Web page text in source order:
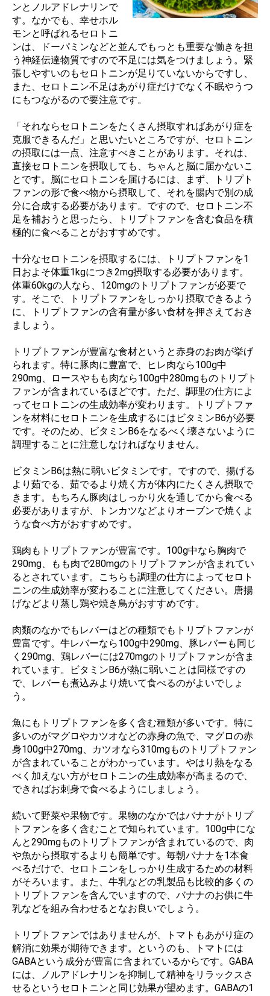
ンとノルアドレナリンで
す。なかでも、幸せホル
モンと呼ばれるセロトニ
ンは、ドーパミンなどと並んでもっとも重要な働きを担
う神経伝達物質ですので不足には気をつけましょう。緊
張しやすいのもセロトニンが足りていないからですし、
また、セロトニン不足はあがり症だけでなく不眠やうつ
にもつながるので要注意です。
「それならセロトニンをたくさん摂取すればあがり症を
克服できるんだ」と思いたいところですが、セロトニン
の摂取には一点、注意すべきことがあります。それは、
直接セロトニンを摂取しても、ちゃんと脳に届かないこ
とです。脳にセロトニンを届けるには、まず、トリプト
ファンの形で食べ物から摂取して、それを腸内で別の成
分に合成する必要があります。ですので、セロトニン不
足を補おうと思ったら、トリプトファンを含む食品を積
極的に食べることがおすすめです。
十分なセロトニンを摂取するには、トリプトファンを1
日およそ体重1kgにつき2mg摂取する必要があります。
体重60kgの人なら、120mgのトリプトファンが必要で
す。そこで、トリプトファンをしっかり摂取できるよう
に、トリプトファンの含有量が多い食材を押さえておき
ましょう。
トリプトファンが豊富な食材というと赤身のお肉が挙げ
られます。特に豚肉に豊富で、ヒレ肉なら100g中
290mg、ロースやもも肉なら100g中280mgものトリプト
ファンが含まれているほどです。ただ、調理の仕方によ
ってセロトニンの生成効率が変わります。トリプトファ
ンを材料にセロトニンを生成するにはビタミンB6が必要
です。そのため、ビタミンB6をなるべく壊さないように
調理することに注意しなければなりません。
ビタミンB6は熱に弱いビタミンです。ですので、揚げる
より茹でる、茹でるより焼く方が体内にたくさん摂取で
きます。もちろん豚肉はしっかり火を通してから食べる
必要がありますが、トンカツなどよりオーブンで焼くよ
うな食べ方がおすすめです。
鶏肉もトリプトファンが豊富です。100g中なら胸肉で
290mg、もも肉で280mgのトリプトファンが含まれてい
るとされています。こちらも調理の仕方によってセロト
ニンの生成効率が変わることに注意してください。唐揚
げなどより蒸し鶏や焼き鳥がおすすめです。
肉類のなかでもレバーはどの種類でもトリプトファンが
豊富です。牛レバーなら100g中290mg、豚レバーも同じ
く290mg、鶏レバーには270mgのトリプトファンが含ま
れています。ビタミンB6が熱に弱いことは同様ですの
で、レバーも煮込みより焼いて食べるのがよいでしょ
う。
魚にもトリプトファンを多く含む種類が多いです。特に
多いのがマグロやカツオなどの赤身の魚で、マグロの赤
身100g中270mg、カツオなら310mgものトリプトファン
が含まれていることがわかっています。やはり熱をなる
べく加えない方がセロトニンの生成効率が高まるので、
できればお刺身で食べるようにしましょう。
続いて野菜や果物です。果物のなかではバナナがトリプ
トファンを多く含むことで知られています。100g中にな
んと290mgものトリプトファンが含まれているので、肉
や魚から摂取するよりも簡単です。毎朝バナナを1本食
べるだけで、セロトニンをしっかり生成するための材料
がそろいます。また、牛乳などの乳製品も比較的多くの
トリプトファンを含んでいますので、バナナのお供に牛
乳などを組み合わせるとなお良いでしょう。
トリプトファンではありませんが、トマトもあがり症の
解消に効果が期待できます。というのも、トマトには
GABAという成分が豊富に含まれているからです。GABA
には、ノルアドレナリンを抑制して精神をリラックスさ
せるというセロトニンと同じ効果が望めます。GABAの1